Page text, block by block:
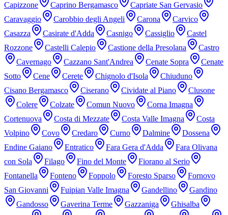
Capizzone
Caprino Bergamasco
Capriate San Gervasio
Caravaggio
Carobbio degli Angeli Carona
Carvico
Casazza
Casirate d'Adda Casnigo Cassiglio
Castel
Rozzone
Castelli Calepio Castione della Presolana
Castro
Cavernago
Cazzano Sant'Andrea Cenate Sopra
Cenate
Sotto
Cene Cerete Chignolo d'Isola
Chiuduno
Cisano Bergamasco
Ciserano Cividate al Piano
Clusone
Colere
Colzate Comun Nuovo
Corna Imagna
Cortenuova
Costa di Mezzate Costa Valle Imagna
Costa
Volpino
Covo Credaro Curno Dalmine
Dossena
Endine Gaiano
Entratico Fara Gera d'Adda
Fara Olivana
con Sola
Filago Fino del Monte
Fiorano al Serio
Fontanella
Fonteno Foppolo Foresto Sparso
Fornovo
San Giovanni
Fuipian Valle Imagna Gandellino
Gandino
Gandosso
Gaverina Terme Gazzaniga
Ghisalba